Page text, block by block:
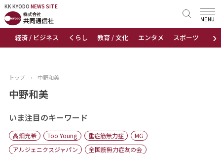
KK KYODO NEWS SITE
›
経済 / ビジネス くらし 教育 / 文化 エンタメ スポーツ 地域
MENU
KK KYODONEWS SITE
トップページ
ニュース
おすすめコンテンツ
出版物
トップ › 中野和美
中野和美
いま注目のキーワード
高畑充希 Too Young 重症筋無力症
MG
アルジェニクスジャパン
全国筋無力症友の会